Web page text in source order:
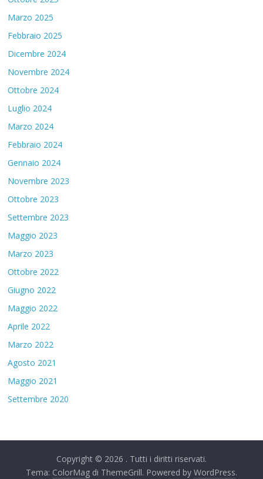
Marzo 2025
Febbraio 2025
Dicembre 2024
Novembre 2024
Ottobre 2024
Luglio 2024
Marzo 2024
Febbraio 2024
Gennaio 2024
Novembre 2023
Ottobre 2023
Settembre 2023
Maggio 2023
Marzo 2023
Ottobre 2022
Giugno 2022
Maggio 2022
Aprile 2022
Marzo 2022
Agosto 2021
Maggio 2021
Settembre 2020
Copyright © 2026 . Tutti i diritti riservati.
Tema: ColorMagdi ThemeGrill. Powered by WordPress.